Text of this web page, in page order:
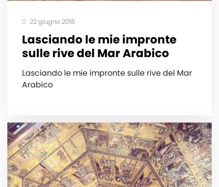
22 giugno 2018
Lasciando le mie impronte
sulle rive del Mar Arabico
Lasciando le mie impronte sulle rive del Mar
Arabico